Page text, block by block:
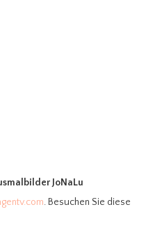
JoNaLu
. Besuchen Sie diese